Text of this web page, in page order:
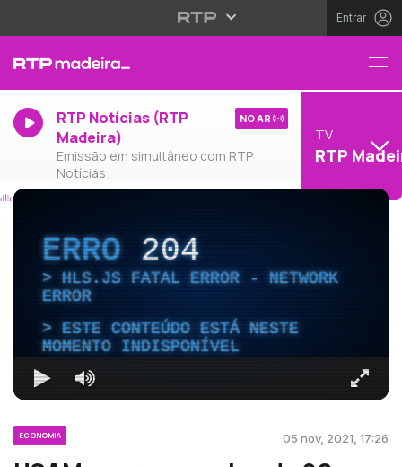
Entrar
RTP Notícias (RTP
Madeira)
Emissão em simultâneo com RTP
Notícias
NO AR
TV
RTP
ERRO204
HLS.JS FATAL ERROR - NETWORK
ERROR
ESTE CONTEÚDO ESTÁ NESTE
MOMENTO INDISPONÍVEL
ECONOMIA 05 nov, 2021, 17:26